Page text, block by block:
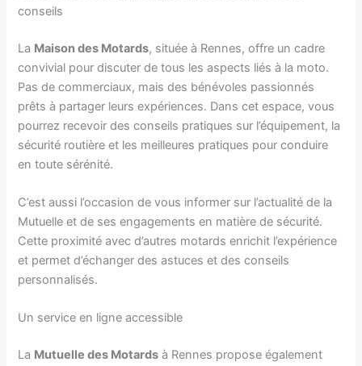
conseils
La Maison des Motards, située à Rennes, offre un cadre
convivial pour discuter de tous les aspects liés à la moto.
Pas de commerciaux, mais des bénévoles passionnés
prêts à partager leurs expériences. Dans cet espace, vous
pourrez recevoir des conseils pratiques sur l’équipement, la
sécurité routière et les meilleures pratiques pour conduire
en toute sérénité.
C’est aussi l’occasion de vous informer sur l’actualité de la
Mutuelle et de ses engagements en matière de sécurité.
Cette proximité avec d’autres motards enrichit l’expérience
et permet d’échanger des astuces et des conseils
personnalisés.
Un service en ligne accessible
La Mutuelle des Motards à Rennes propose également